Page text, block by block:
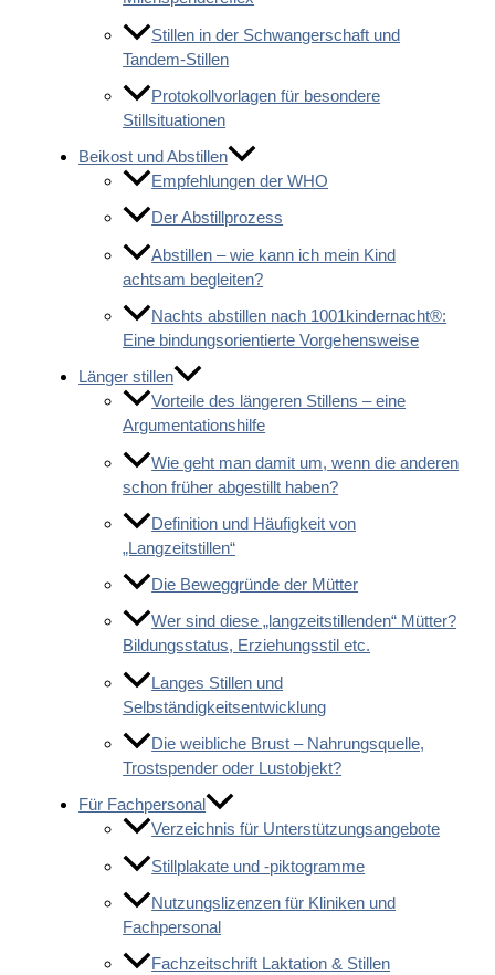
Stillen in der Schwangerschaft und
Tandem-Stillen
Protokollvorlagen für besondere
Stillsituationen
Beikost und Abstillen
Empfehlungen der WHO
Der Abstillprozess
Abstillen – wie kann ich mein Kind
achtsam begleiten?
Nachts abstillen nach 1001kindernacht®:
Eine bindungsorientierte Vorgehensweise
Länger stillen
Vorteile des längeren Stillens – eine
Argumentationshilfe
Wie geht man damit um, wenn die anderen
schon früher abgestillt haben?
Definition und Häufigkeit von
„Langzeitstillen“
Die Beweggründe der Mütter
Wer sind diese „langzeitstillenden“ Mütter?
Bildungsstatus, Erziehungsstil etc.
Langes Stillen und
Selbständigkeitsentwicklung
Die weibliche Brust – Nahrungsquelle,
Trostspender oder Lustobjekt?
Für Fachpersonal
Verzeichnis für Unterstützungsangebote
Stillplakate und -piktogramme
Nutzungslizenzen für Kliniken und
Fachpersonal
Fachzeitschrift Laktation & Stillen